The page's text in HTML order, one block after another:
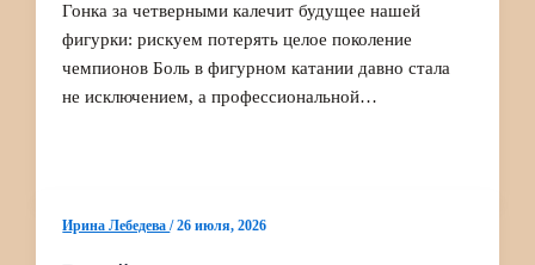
Гонка за четверными калечит будущее нашей
фигурки: рискуем потерять целое поколение
чемпионов Боль в фигурном катании давно стала
не исключением, а профессиональной…
Ирина Лебедева/26 июля, 2026